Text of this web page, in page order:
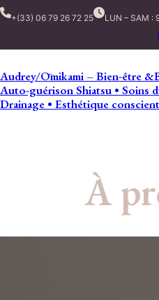
+(33) 06 79 26 72 25
LUN – SAM :
Audrey/Ōmikami – Bien-être
Auto-guérison Shiatsu • Soins
Drainage • Esthétique
À